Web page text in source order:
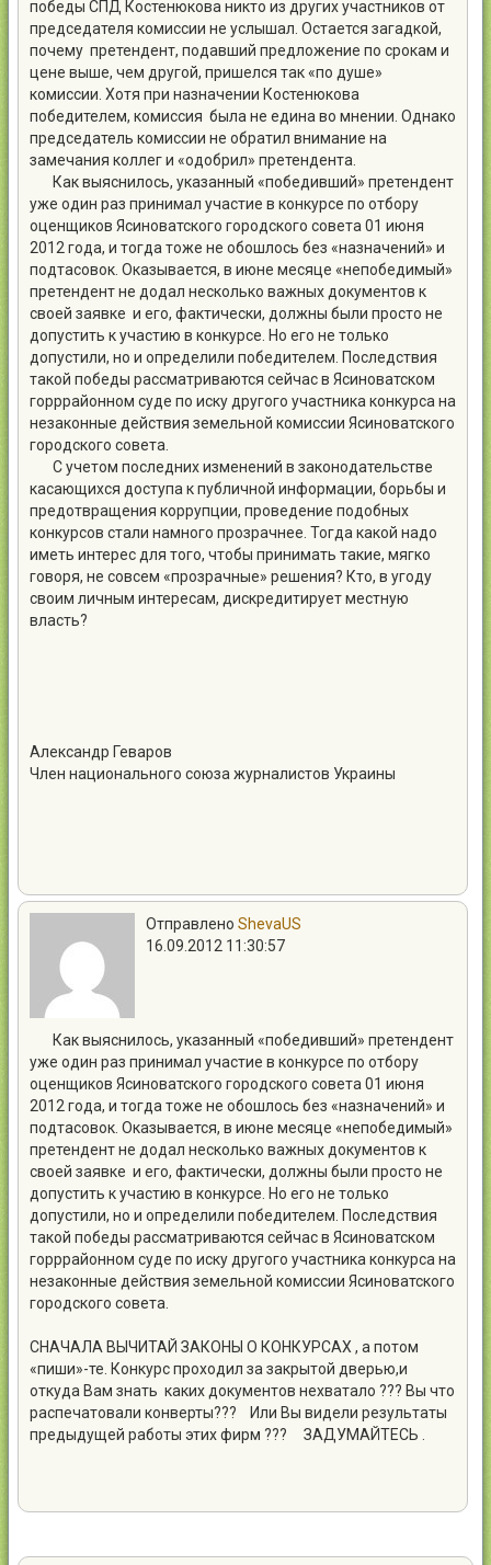
победы СПД Костенюкова никто из других участников от
председателя комиссии не услышал. Остается загадкой,
почему претендент, подавший предложение по срокам и
цене выше, чем другой, пришелся так «по душе»
комиссии. Хотя при назначении Костенюкова
победителем, комиссия была не едина во мнении. Однако
председатель комиссии не обратил внимание на
замечания коллег и «одобрил» претендента.
Как выяснилось, указанный «победивший» претендент
уже один раз принимал участие в конкурсе по отбору
оценщиков Ясиноватского городского совета 01 июня
2012 года, и тогда тоже не обошлось без «назначений» и
подтасовок. Оказывается, в июне месяце «непобедимый»
претендент не додал несколько важных документов к
своей заявке и его, фактически, должны были просто не
допустить к участию в конкурсе. Но его не только
допустили, но и определили победителем. Последствия
такой победы рассматриваются сейчас в Ясиноватском
горррайонном суде по иску другого участника конкурса на
незаконные действия земельной комиссии Ясиноватского
городского совета.
С учетом последних изменений в законодательстве
касающихся доступа к публичной информации, борьбы и
предотвращения коррупции, проведение подобных
конкурсов стали намного прозрачнее. Тогда какой надо
иметь интерес для того, чтобы принимать такие, мягко
говоря, не совсем «прозрачные» решения? Кто, в угоду
своим личным интересам, дискредитирует местную
власть?
Александр Геваров
Член национального союза журналистов Украины
Отправлено ShevaUS
16.09.2012 11:30:57
Как выяснилось, указанный «победивший» претендент
уже один раз принимал участие в конкурсе по отбору
оценщиков Ясиноватского городского совета 01 июня
2012 года, и тогда тоже не обошлось без «назначений» и
подтасовок. Оказывается, в июне месяце «непобедимый»
претендент не додал несколько важных документов к
своей заявке и его, фактически, должны были просто не
допустить к участию в конкурсе. Но его не только
допустили, но и определили победителем. Последствия
такой победы рассматриваются сейчас в Ясиноватском
горррайонном суде по иску другого участника конкурса на
незаконные действия земельной комиссии Ясиноватского
городского совета.
СНАЧАЛА ВЫЧИТАЙ ЗАКОНЫ О КОНКУРСАХ , а потом
«пиши»-те. Конкурс проходил за закрытой дверью,и
откуда Вам знать каких документов нехватало ??? Вы что
распечатовали конверты??? Или Вы видели результаты
предыдущей работы этих фирм ??? ЗАДУМАЙТЕСЬ .